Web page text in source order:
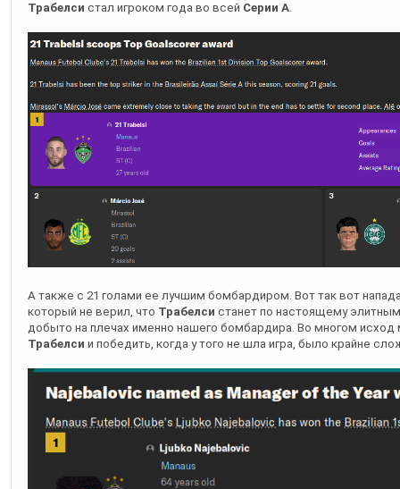
Трабелси стал игроком года во всей Серии А.
А также с 21 голами ее лучшим бомбардиром. Вот так вот
который не верил, что Трабелси станет по настоящему
добыто на плечах именно нашего бомбардира. Во многом исход
Трабелси и победить, когда у того не шла игра, было крайне